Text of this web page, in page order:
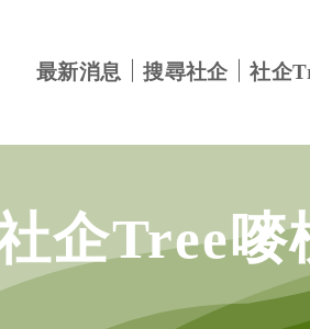
最新消息 搜尋社企 社企
社企Tree